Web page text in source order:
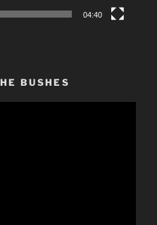
04:40
BUSHES